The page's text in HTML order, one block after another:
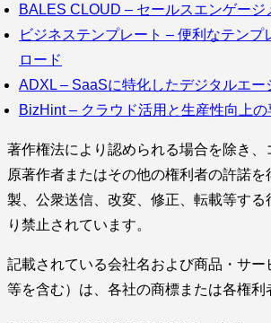
BALES CLOUD – セールスエンゲージ
ビジネステンプレート – 便利なテンプ
ロード
ADXL – SaaSに特化したデジタルエー
BizHint – クラウド活用と生産性向上の
著作権法により認められる場合を除き、
原著作者またはその他の権利者の許諾を
製、公衆送信、改変、修正、転載等する
り禁止されています。
記載されている会社名および商品・サー
等を含む）は、各社の商標または各権利